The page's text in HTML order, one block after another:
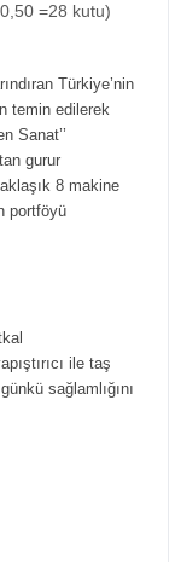
=28 kutu)
Türkiye’nin
temin edilerek
Sanat’’
gurur
8 makine
portföyü
ile taş
sağlamlığını